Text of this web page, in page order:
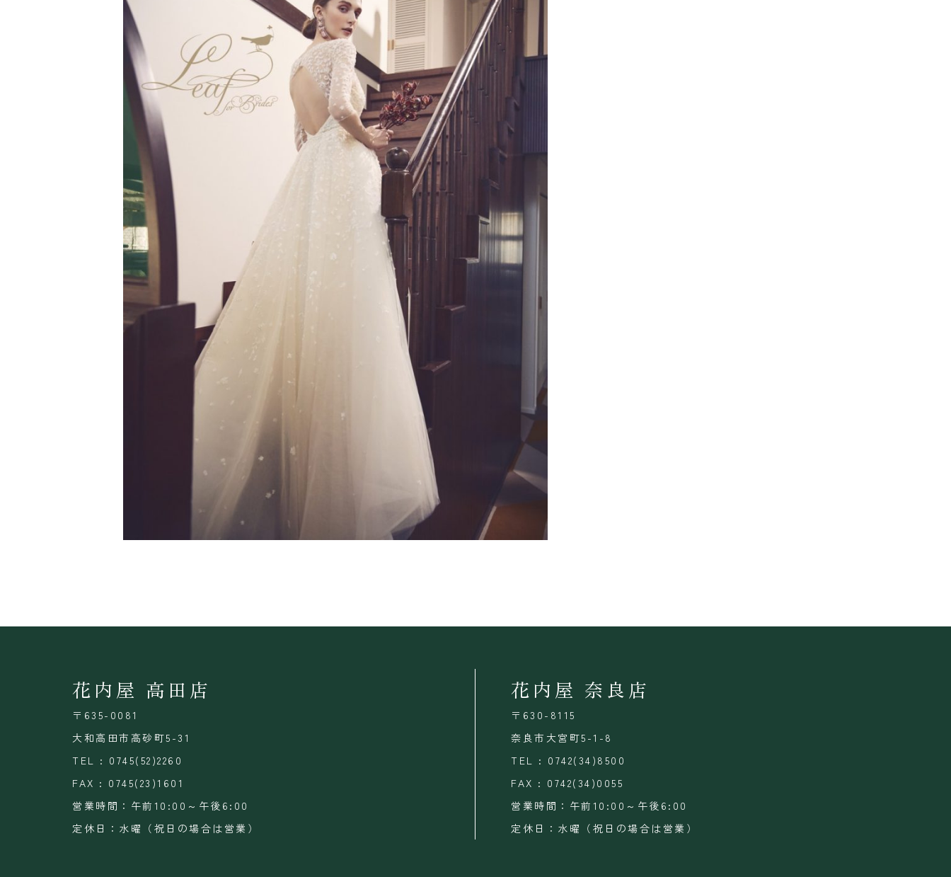
花内屋 高田店
〒635-0081
大和高田市高砂町5-31
TEL : 0745(52)2260
FAX : 0745(23)1601
営業時間：午前10:00～午後6:00
定休日：水曜（祝日の場合は営業）
花内屋 奈良店
〒630-8115
奈良市大宮町5-1-8
TEL : 0742(34)8500
FAX : 0742(34)0055
営業時間：午前10:00～午後6:00
定休日：水曜（祝日の場合は営業）